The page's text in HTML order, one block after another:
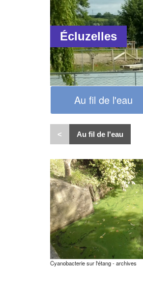
Écluzelles
Au fil de l'eau
< Au fil de l'eau
Cyanobacterie sur l'étang - archives